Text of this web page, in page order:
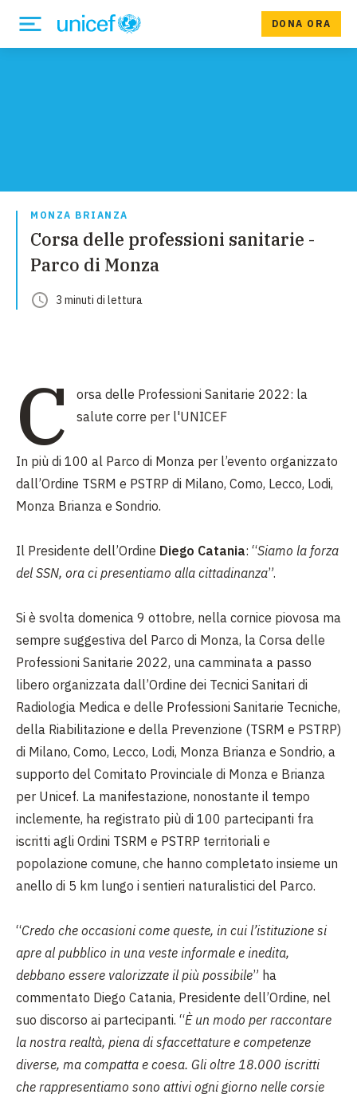
DONA ORA
MONZA BRIANZA
Corsa delle professioni sanitarie -
Parco di Monza
3 minuti di lettura
C
orsa delle Professioni Sanitarie 2022: la
salute corre per l'UNICEF
In più di 100 al Parco di Monza per l’evento organizzato
dall’Ordine TSRM e PSTRP di Milano, Como, Lecco, Lodi,
Monza Brianza e Sondrio.
Il Presidente dell’Ordine Diego Catania: “Siamo la forza
del SSN, ora ci presentiamo alla cittadinanza”.
Si è svolta domenica 9 ottobre, nella cornice piovosa ma
sempre suggestiva del Parco di Monza, la Corsa delle
Professioni Sanitarie 2022, una camminata a passo
libero organizzata dall’Ordine dei Tecnici Sanitari di
Radiologia Medica e delle Professioni Sanitarie Tecniche,
della Riabilitazione e della Prevenzione (TSRM e PSTRP)
di Milano, Como, Lecco, Lodi, Monza Brianza e Sondrio, a
supporto del Comitato Provinciale di Monza e Brianza
per Unicef. La manifestazione, nonostante il tempo
inclemente, ha registrato più di 100 partecipanti fra
iscritti agli Ordini TSRM e PSTRP territoriali e
popolazione comune, che hanno completato insieme un
anello di 5 km lungo i sentieri naturalistici del Parco.
“Credo che occasioni come queste, in cui l’istituzione si
apre al pubblico in una veste informale e inedita,
debbano essere valorizzate il più possibile” ha
commentato Diego Catania, Presidente dell’Ordine, nel
suo discorso ai partecipanti. “È un modo per raccontare
la nostra realtà, piena di sfaccettature e competenze
diverse, ma compatta e coesa. Gli oltre 18.000 iscritti
che rappresentiamo sono attivi ogni giorno nelle corsie